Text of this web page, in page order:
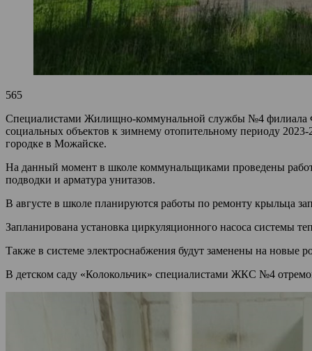
565
Специалистами Жилищно-коммунальной службы №4 филиала
социальных объектов к зимнему отопительному периоду
городке в Можайске.
На данный момент в школе коммунальщиками проведены
подводки и арматура унитазов.
В августе в школе планируются работы по ремонту крыльца
Запланирована установка циркуляционного насоса системы
Также в системе электроснабжения будут заменены на новые
В детском саду «Колокольчик» специалистами ЖКС №4